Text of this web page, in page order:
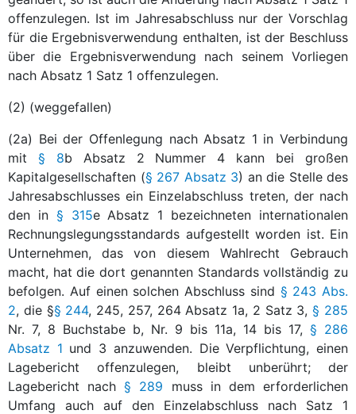
offenzulegen. Ist im Jahresabschluss nur der Vorschlag
für die Ergebnisverwendung enthalten, ist der Beschluss
über die Ergebnisverwendung nach seinem Vorliegen
nach Absatz 1 Satz 1 offenzulegen.
(2) (weggefallen)
(2a) Bei der Offenlegung nach Absatz 1 in Verbindung
mit § 8b Absatz 2 Nummer 4 kann bei großen
Kapitalgesellschaften (§ 267 Absatz 3) an die Stelle des
Jahresabschlusses ein Einzelabschluss treten, der nach
den in § 315e Absatz 1 bezeichneten internationalen
Rechnungslegungsstandards aufgestellt worden ist. Ein
Unternehmen, das von diesem Wahlrecht Gebrauch
macht, hat die dort genannten Standards vollständig zu
befolgen. Auf einen solchen Abschluss sind § 243 Abs.
2, die §§ 244, 245, 257, 264 Absatz 1a, 2 Satz 3,§ 285
Nr. 7, 8 Buchstabe b, Nr. 9 bis 11a, 14 bis 17, § 286
Absatz 1 und 3 anzuwenden. Die Verpflichtung, einen
Lagebericht offenzulegen, bleibt unberührt; der
Lagebericht nach§ 289 muss in dem erforderlichen
Umfang auch auf den Einzelabschluss nach Satz 1